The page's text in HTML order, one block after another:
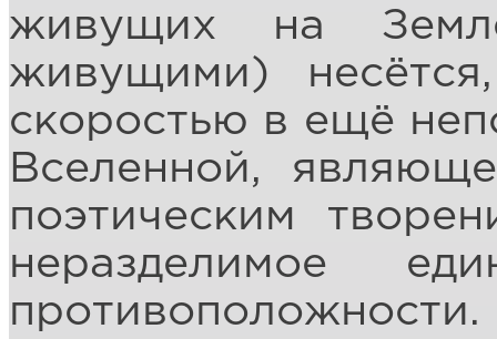
живущих на
живущими)
скоростью в ещё
Вселенной,
поэтическим
неразделимое